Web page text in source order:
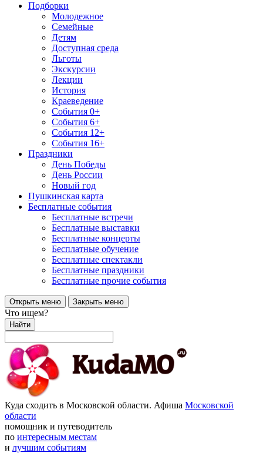
Подборки
Молодежное
Семейные
Детям
Доступная среда
Льготы
Экскурсии
Лекции
История
Краеведение
События 0+
События 6+
События 12+
События 16+
Праздники
День Победы
День России
Новый год
Пушкинская карта
Бесплатные события
Бесплатные встречи
Бесплатные выставки
Бесплатные концерты
Бесплатные обучение
Бесплатные спектакли
Бесплатные праздники
Бесплатные прочие события
Открыть меню Закрыть меню
Что ищем?
Найти
Куда сходить в Московской области. Афиша Московской
области
помощник и путеводитель
по интересным местам
и лучшим событиям